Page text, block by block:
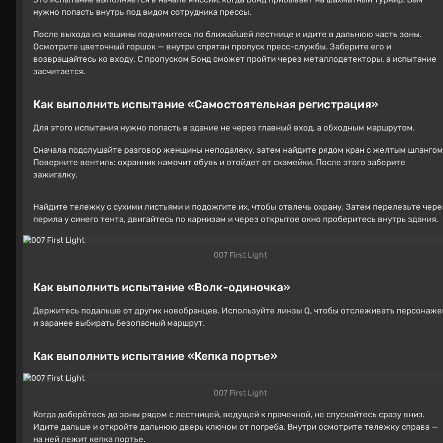
нужно попасть внутрь под видом сотрудника прессы.
После выхода из машины поднимитесь по ближайшей лестнице и идите в дальнюю часть зоны.
Осмотрите цветочный горшок — внутри спрятан пропуск пресс-службы. Заберите его и
возвращайтесь ко входу. С пропуском Бонд сможет пройти через металлодетекторы, а испытание
засчитается.
Как выполнить испытание «Самостоятельная регистрация»
Для этого испытания нужно попасть в здание не через главный вход, а обходным маршрутом.
Сначала подслушайте разговор женщины неподалеку, затем найдите рядом кран с желтым
Поверните вентиль: охранник намочит обувь и отойдет от скамейки. После этого заберите
зажигалку.
Найдите тележку с сухими листьями и подожгите их, чтобы отвлечь охрану. Затем перелезьте
перила у синего тента, двигайтесь по карнизам и через открытое окно проберитесь внутрь здания.
007 First Light
Как выполнить испытание «Волк-одиночка»
Держитесь подальше от других новобранцев. Используйте линзы Q, чтобы отслеживать
и заранее выбирать безопасный маршрут.
Как выполнить испытание «Кепка портье»
007 First Light
Когда доберётесь до зоны рядом с лестницей, ведущей к прачечной, не спускайтесь сразу вниз.
Идите дальше и откройте дальнюю дверь ключом от погреба. Внутри осмотрите тележку справа —
на ней лежит кепка портье.